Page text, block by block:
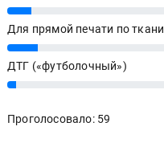
8%
Для прямой печати по ткани
10%
ДТГ («футболочный»)
3%
Проголосовало: 59